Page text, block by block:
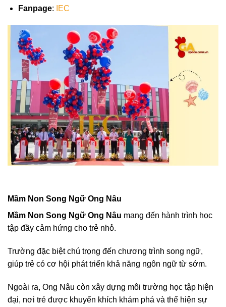
Fanpage: IEC
Mầm Non Song Ngữ Ong Nâu
Mầm Non Song Ngữ Ong Nâu mang đến hành trình học
tập đầy cảm hứng cho trẻ nhỏ.
Trường đặc biệt chú trọng đến chương trình song ngữ,
giúp trẻ có cơ hội phát triển khả năng ngôn ngữ từ sớm.
Ngoài ra, Ong Nâu còn xây dựng môi trường học tập hiện
đại, nơi trẻ được khuyến khích khám phá và thể hiện sự